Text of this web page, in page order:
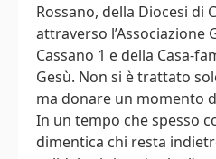
Rossano, della Diocesi di
attraverso l’Associazione
Cassano 1 e della Casa-
Gesù. Non si è trattato
ma donare un momento
In un tempo che spesso
dimentica chi resta